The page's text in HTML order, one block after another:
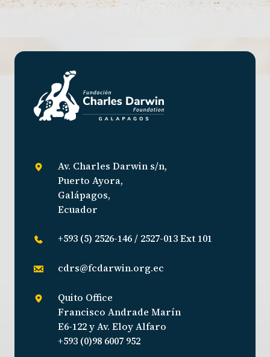
Av. Charles Darwin s/n,
Puerto Ayora,
Galápagos,
Ecuador
+593 (5) 2526-146 / 2527-013 Ext 101
cdrs@fcdarwin.org.ec
Quito Office
Francisco Andrade Marín
E6-122 y Av. Eloy Alfaro
+593 (0)98 6007 952